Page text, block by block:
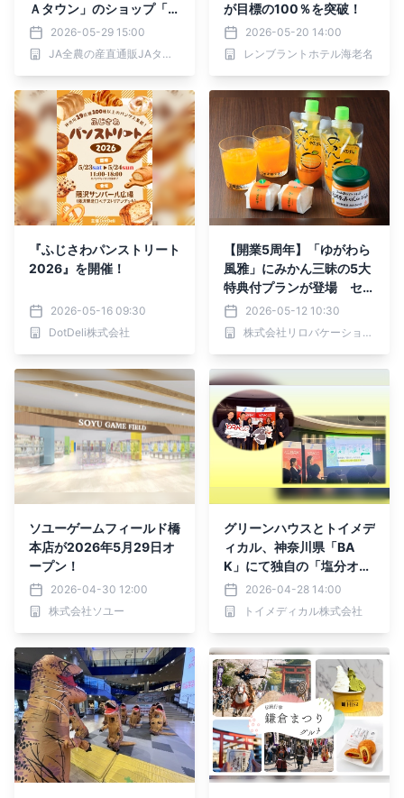
Ａタウン」のショップ「Ｊ
Ａ全農かながわ」で販売開
始！
2026-05-29 15:00
JA全農の産直通販JAタウン
が目標の100％を突破！
2026-05-20 14:00
レンブラントホテル海老名
『ふじさわパンストリート
2026』を開催！
2026-05-16 09:30
DotDeli株式会社
【開業5周年】「ゆがわら
風雅」にみかん三昧の5大
特典付プランが登場 セル
フ抹茶体験など季節限定特
典も｜2026年6月1日～
2026-05-12 10:30
株式会社リロバケーションズ
ソユーゲームフィールド橋
本店が2026年5月29日オ
ープン！
2026-04-30 12:00
株式会社ソユー
グリーンハウスとトイメデ
ィカル、神奈川県「BA
K」にて独自の「塩分オフ
セット技術」を活用した食
環境づくりの実証成果を発
表
2026-04-28 14:00
トイメディカル株式会社